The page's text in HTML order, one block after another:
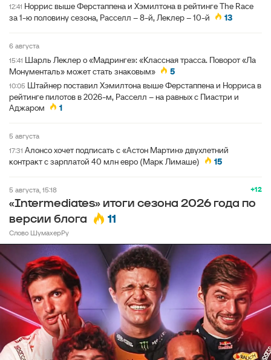
12:41 Норрис выше Ферстаппена и Хэмилтона в рейтинге The Race
за 1-ю половину сезона, Расселл – 8-й, Леклер – 10-й
13
6 августа
15:41 Шарль Леклер о «Мадринге»: «Классная трасса. Поворот «Ла
Монументаль» может стать знаковым»
5
10:05 Штайнер поставил Хэмилтона выше Ферстаппена и Норриса в
рейтинге пилотов в 2026-м, Расселл – на равных с Пиастри и
Аджаром
1
5 августа
17:31 Алонсо хочет подписать с «Астон Мартин» двухлетний
контракт с зарплатой 40 млн евро (Марк Лимаше)
15
+12
5 августа, 15:18
«Intermediates» итоги сезона 2026 года по
версии блога
11
Слово ШумахерРу